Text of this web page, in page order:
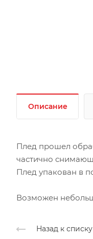
Описание
Плед прошел
частично
Плед упакован в
Возможен
Назад к списку